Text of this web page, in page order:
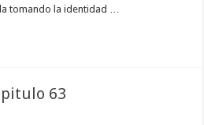
tomando la identidad …
63